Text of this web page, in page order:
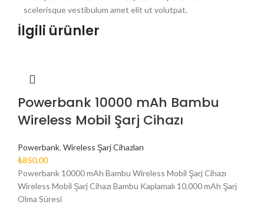
scelerisque vestibulum amet elit ut volutpat.
İlgili ürünler
Powerbank 10000 mAh Bambu
Wireless Mobil Şarj Cihazı
Powerbank, Wireless Şarj Cihazları
₺850,00
Powerbank 10000 mAh Bambu Wireless Mobil Şarj Cihazı
Wireless Mobil Şarj Cihazı Bambu Kaplamalı 10,000 mAh Şarj
Olma Süresi